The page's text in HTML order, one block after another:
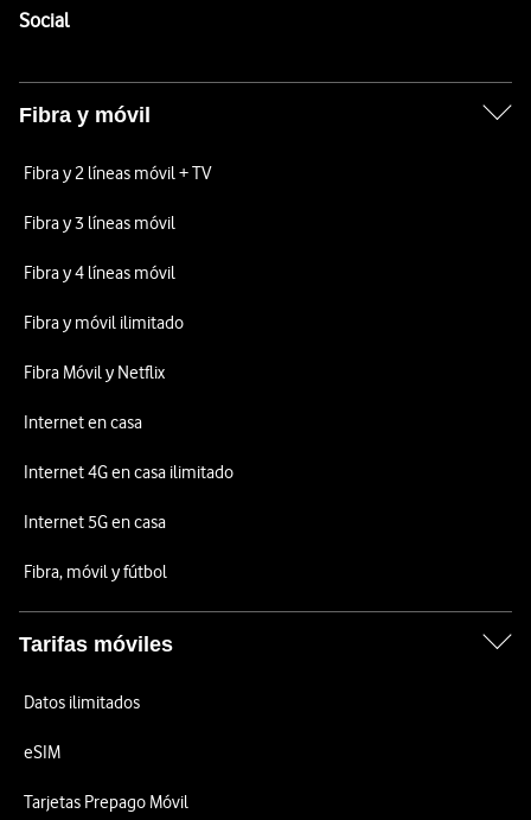
SocialEnlaces a las redes sociales de Vodafone
Fibra y móvil
Fibra y 2 líneas móvil + TV
Fibra y 3 líneas móvil
Fibra y 4 líneas móvil
Fibra y móvil ilimitado
Fibra Móvil y Netflix
Internet en casa
Internet 4G en casa ilimitado
Internet 5G en casa
Fibra, móvil y fútbol
Tarifas móviles
Datos ilimitados
eSIM
Tarjetas Prepago Móvil